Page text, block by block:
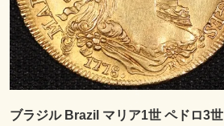
ブラジル Brazil マリア1世 ペドロ3世